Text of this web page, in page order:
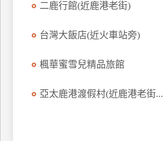
二鹿行館(近鹿港老街)
台灣大飯店(近火車站旁)
楓華蜜雪兒精品旅館
亞太鹿港渡假村(近鹿港老街...